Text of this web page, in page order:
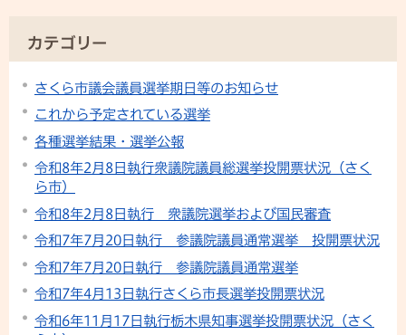
カテゴリー
さくら市議会議員選挙期日等のお知らせ
これから予定されている選挙
各種選挙結果・選挙公報
令和8年2月8日執行衆議院議員総選挙投開票状況（さく
ら市）
令和8年2月8日執行 衆議院選挙および国民審査
令和7年7月20日執行 参議院議員通常選挙 投開票状況
令和7年7月20日執行 参議院議員通常選挙
令和7年4月13日執行さくら市長選挙投開票状況
令和6年11月17日執行栃木県知事選挙投開票状況（さく